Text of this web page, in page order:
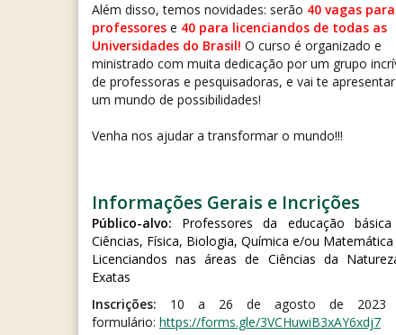
Além disso, temos novidades: serão 40 vagas para
professores e 40 para licenciandos de todas as
Universidades do Brasil! O curso é organizado e
ministrado com muita dedicação por um grupo
de professoras e pesquisadoras, e vai te apresentar
um mundo de possibilidades!
Venha nos ajudar a transformar o mundo!!!
Informações Gerais e Incrições
Público-alvo: Professores da educação
Ciências, Física, Biologia, Química e/ou Matemática
Licenciandos nas áreas de Ciências da
Exatas
Inscrições: 10 a 26 de agosto de 2023
formulário: https://forms.gle/3VCHuwiB3xAY6xdj7